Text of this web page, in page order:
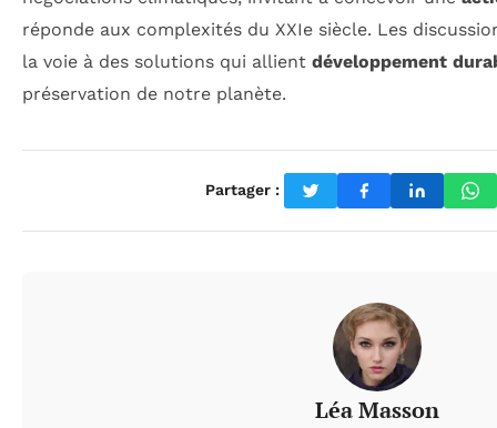
réponde aux complexités du XXIe siècle. Les
la voie à des solutions qui allient développement
préservation de notre planète.
Partager :
Léa Masson